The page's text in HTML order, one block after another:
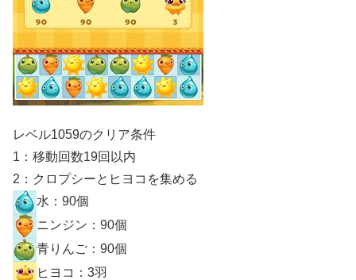
レベル1059のクリア条件
1：移動回数19回以内
2：クロプシーとヒヨコを集める
水：90個
ニンジン：90個
青りんご：90個
ヒヨコ：3羽